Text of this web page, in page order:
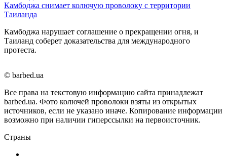
Камбоджа снимает колючую проволоку с территории
Таиланда
Камбоджа нарушает соглашение о прекращении огня, и
Таиланд соберет доказательства для международного
протеста.
© barbed.ua
Все права на текстовую информацию сайта принадлежат
barbed.ua. Фото колючей проволоки взяты из открытых
источников, если не указано иначе. Копирование информации
возможно при наличии гиперссылки на первоисточник.
Страны